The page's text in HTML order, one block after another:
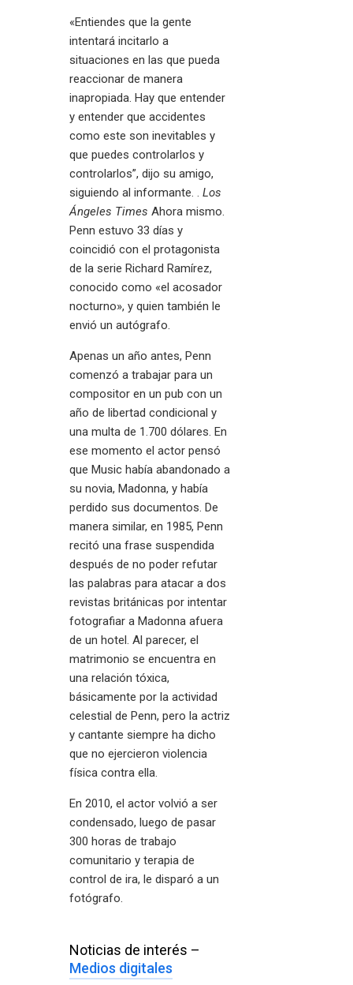
«Entiendes que la gente
intentará incitarlo a
situaciones en las que pueda
reaccionar de manera
inapropiada. Hay que entender
y entender que accidentes
como este son inevitables y
que puedes controlarlos y
controlarlos”, dijo su amigo,
siguiendo al informante. . Los
Ángeles Times Ahora mismo.
Penn estuvo 33 días y
coincidió con el protagonista
de la serie Richard Ramírez,
conocido como «el acosador
nocturno», y quien también le
envió un autógrafo.
Apenas un año antes, Penn
comenzó a trabajar para un
compositor en un pub con un
año de libertad condicional y
una multa de 1.700 dólares. En
ese momento el actor pensó
que Music había abandonado a
su novia, Madonna, y había
perdido sus documentos. De
manera similar, en 1985, Penn
recitó una frase suspendida
después de no poder refutar
las palabras para atacar a dos
revistas británicas por intentar
fotografiar a Madonna afuera
de un hotel. Al parecer, el
matrimonio se encuentra en
una relación tóxica,
básicamente por la actividad
celestial de Penn, pero la actriz
y cantante siempre ha dicho
que no ejercieron violencia
física contra ella.
En 2010, el actor volvió a ser
condensado, luego de pasar
300 horas de trabajo
comunitario y terapia de
control de ira, le disparó a un
fotógrafo.
Noticias de interés –
Medios digitales